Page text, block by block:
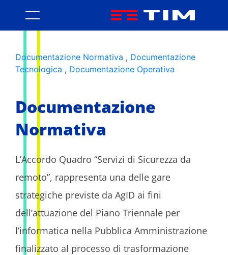
Area Informativa - Servizi di
Documentazione Normativa , Documentazione
Tecnologica , Documentazione Operativa
Documentazione
Normativa
L’Accordo Quadro “Servizi di Sicurezza da
remoto”, rappresenta una delle gare
strategiche previste da AgID ai fini
dell’attuazione del Piano Triennale per
l’informatica nella Pubblica Amministrazione
finalizzato al processo di trasformazione